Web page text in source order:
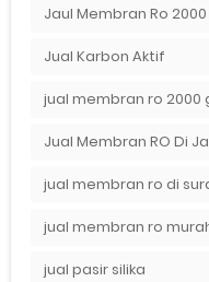
Jual Karbon Aktif
jual pasir silika